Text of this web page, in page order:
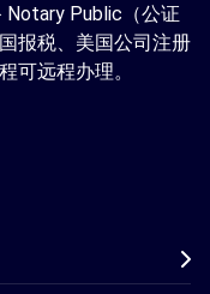
Notary Public（公证
报税、美国公司注册
可远程办理。